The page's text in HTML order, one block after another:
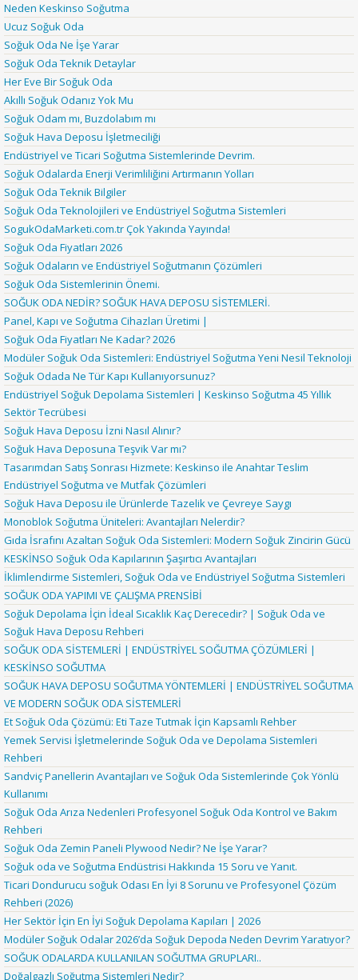
Neden Keskinso Soğutma
Ucuz Soğuk Oda
Soğuk Oda Ne İşe Yarar
Soğuk Oda Teknik Detaylar
Her Eve Bir Soğuk Oda
Akıllı Soğuk Odanız Yok Mu
Soğuk Odam mı, Buzdolabım mı
Soğuk Hava Deposu İşletmeciliği
Endüstriyel ve Ticari Soğutma Sistemlerinde Devrim.
Soğuk Odalarda Enerji Verimliliğini Artırmanın Yolları
Soğuk Oda Teknik Bilgiler
Soğuk Oda Teknolojileri ve Endüstriyel Soğutma Sistemleri
SogukOdaMarketi.com.tr Çok Yakında Yayında!
Soğuk Oda Fiyatları 2026
Soğuk Odaların ve Endüstriyel Soğutmanın Çözümleri
Soğuk Oda Sistemlerinin Önemi.
SOĞUK ODA NEDİR? SOĞUK HAVA DEPOSU SİSTEMLERİ.
Panel, Kapı ve Soğutma Cihazları Üretimi |
Soğuk Oda Fiyatları Ne Kadar? 2026
Modüler Soğuk Oda Sistemleri: Endüstriyel Soğutma Yeni Nesil Teknoloji
Soğuk Odada Ne Tür Kapı Kullanıyorsunuz?
Endüstriyel Soğuk Depolama Sistemleri | Keskinso Soğutma 45 Yıllık
Sektör Tecrübesi
Soğuk Hava Deposu İzni Nasıl Alınır?
Soğuk Hava Deposuna Teşvik Var mı?
Tasarımdan Satış Sonrası Hizmete: Keskinso ile Anahtar Teslim
Endüstriyel Soğutma ve Mutfak Çözümleri
Soğuk Hava Deposu ile Ürünlerde Tazelik ve Çevreye Saygı
Monoblok Soğutma Üniteleri: Avantajları Nelerdir?
Gıda İsrafını Azaltan Soğuk Oda Sistemleri: Modern Soğuk Zincirin Gücü
KESKİNSO Soğuk Oda Kapılarının Şaşırtıcı Avantajları
İklimlendirme Sistemleri, Soğuk Oda ve Endüstriyel Soğutma Sistemleri
SOĞUK ODA YAPIMI VE ÇALIŞMA PRENSİBİ
Soğuk Depolama İçin İdeal Sıcaklık Kaç Derecedir? | Soğuk Oda ve
Soğuk Hava Deposu Rehberi
SOĞUK ODA SİSTEMLERİ | ENDÜSTRİYEL SOĞUTMA ÇÖZÜMLERİ |
KESKİNSO SOĞUTMA
SOĞUK HAVA DEPOSU SOĞUTMA YÖNTEMLERİ | ENDÜSTRİYEL SOĞUTMA
VE MODERN SOĞUK ODA SİSTEMLERİ
Et Soğuk Oda Çözümü: Eti Taze Tutmak İçin Kapsamlı Rehber
Yemek Servisi İşletmelerinde Soğuk Oda ve Depolama Sistemleri
Rehberi
Sandviç Panellerin Avantajları ve Soğuk Oda Sistemlerinde Çok Yönlü
Kullanımı
Soğuk Oda Arıza Nedenleri Profesyonel Soğuk Oda Kontrol ve Bakım
Rehberi
Soğuk Oda Zemin Paneli Plywood Nedir? Ne İşe Yarar?
Soğuk oda ve Soğutma Endüstrisi Hakkında 15 Soru ve Yanıt.
Ticari Dondurucu soğuk Odası En İyi 8 Sorunu ve Profesyonel Çözüm
Rehberi (2026)
Her Sektör İçin En İyi Soğuk Depolama Kapıları | 2026
Modüler Soğuk Odalar 2026’da Soğuk Depoda Neden Devrim Yaratıyor?
SOĞUK ODALARDA KULLANILAN SOĞUTMA GRUPLARI..
Doğalgazlı Soğutma Sistemleri Nedir?